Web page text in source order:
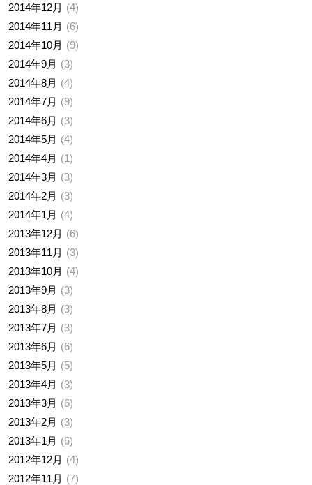
2014年12月
4
2014年11月
6
2014年10月
9
2014年9月
3
2014年8月
4
2014年7月
9
2014年6月
3
2014年5月
4
2014年4月
1
2014年3月
3
2014年2月
3
2014年1月
4
2013年12月
6
2013年11月
3
2013年10月
4
2013年9月
3
2013年8月
3
2013年7月
3
2013年6月
6
2013年5月
5
2013年4月
3
2013年3月
6
2013年2月
3
2013年1月
6
2012年12月
4
2012年11月
7